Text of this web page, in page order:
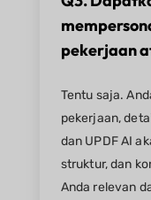
pekerjaan
Tentu saja.
pekerjaan,
dan UPDF AI
struktur, dan
Anda relevan